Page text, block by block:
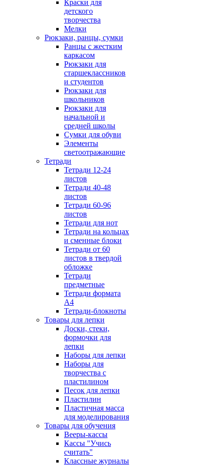
Краски для
детского
творчества
Мелки
Рюкзаки, ранцы, сумки
Ранцы с жестким
каркасом
Рюкзаки для
старшеклассников
и студентов
Рюкзаки для
школьников
Рюкзаки для
начальной и
средней школы
Сумки для обуви
Элементы
светоотражающие
Тетради
Тетради 12-24
листов
Тетради 40-48
листов
Тетради 60-96
листов
Тетради для нот
Тетради на кольцах
и сменные блоки
Тетради от 60
листов в твердой
обложке
Тетради
предметные
Тетради формата
А4
Тетради-блокноты
Товары для лепки
Доски, стеки,
формочки для
лепки
Наборы для лепки
Наборы для
творчества с
пластилином
Песок для лепки
Пластилин
Пластичная масса
для моделирования
Товары для обучения
Вееры-кассы
Кассы "Учись
считать"
Классные журналы